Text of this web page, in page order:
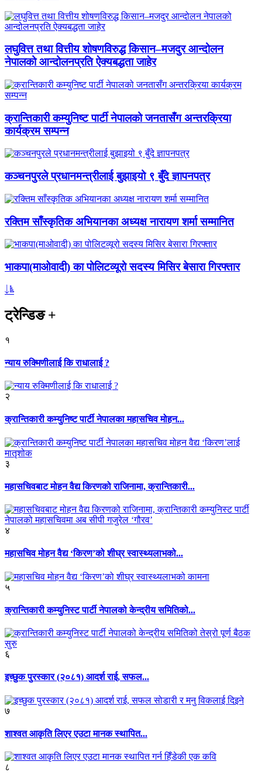
लघुवित्त तथा वित्तीय शोषणविरुद्ध किसान–मजदुर आन्दोलन
नेपालको आन्दोलनप्रति ऐक्यबद्धता जाहेर
क्रान्तिकारी कम्युनिष्ट पार्टी नेपालको जनतासँग अन्तरक्रिया
कार्यक्रम सम्पन्न
कञ्चनपुरले प्रधानमन्त्रीलाई बुझाइयो ९ बुँदे ज्ञापनपत्र
रक्तिम साँस्कृतिक अभियानका अध्यक्ष नारायण शर्मा सम्मानित
भाकपा(माओवादी) का पोलिटव्यूरो सदस्य मिसिर बेसारा गिरफ्तार
ट्रेन्डिङ+
१
न्याय रुक्मिणीलाई कि राधालाई ?
२
क्रान्तिकारी कम्युनिष्ट पार्टी नेपालका महासचिव मोहन...
३
महासचिवबाट मोहन वैद्य किरणको राजिनामा, क्रान्तिकारी...
४
महासचिव मोहन वैद्य ‘किरण’को शीघ्र स्वास्थ्यलाभको...
५
क्रान्तिकारी कम्युनिस्ट पार्टी नेपालको केन्द्रीय समितिको...
६
इच्छुक पुरस्कार (२०८१) आदर्श राई, सफल...
७
शाश्वत आकृति लिएर एउटा मानक स्थापित...
८